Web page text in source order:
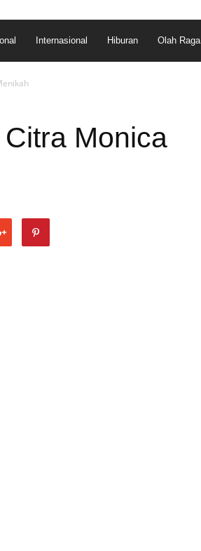
Internasional Hiburan Olah Raga
Monica